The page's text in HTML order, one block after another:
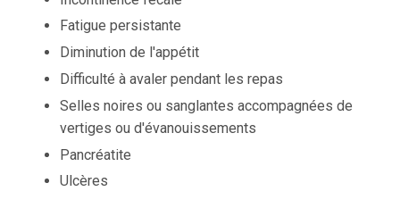
Fatigue persistante
Diminution de l'appétit
Difficulté à avaler pendant les repas
Selles noires ou sanglantes accompagnées de
vertiges ou d'évanouissements
Pancréatite
Ulcères